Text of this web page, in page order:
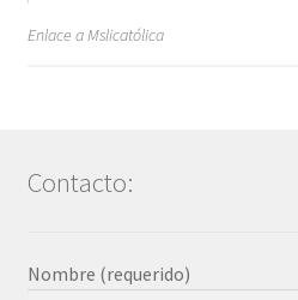
Enlace a Mslicatólica
Contacto:
Nombre (requerido)